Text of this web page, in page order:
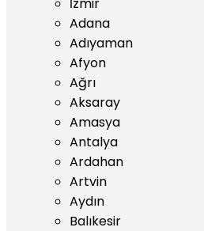
Adana
Adıyaman
Afyon
Ağrı
Aksaray
Amasya
Antalya
Ardahan
Artvin
Aydın
Balıkesir